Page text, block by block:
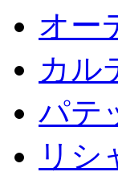
オー
カル
パテ
リシ